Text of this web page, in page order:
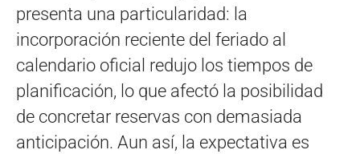
presenta una particularidad: la
incorporación reciente del feriado al
calendario oficial redujo los tiempos de
planificación, lo que afectó la posibilidad
de concretar reservas con demasiada
anticipación. Aun así, la expectativa es